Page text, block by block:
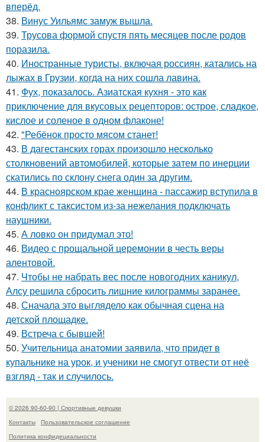
вперёд.
38. Винус Уильямс замуж вышла.
39. Трусова формой спустя пять месяцев после родов
поразила.
40. Иностранные туристы, включая россиян, катались на
лыжах в Грузии, когда на них сошла лавина.
41. Фух, показалось. Азиатская кухня - это как
приключение для вкусовых рецепторов: острое, сладкое,
кислое и соленое в одном флаконе!
42. "Ребёнок просто мясом станет!
43. В дагестанских горах произошло несколько
столкновений автомобилей, которые затем по инерции
скатились по склону снега один за другим.
44. В красноярском крае женщина - пассажир вступила в
конфликт с таксистом из-за нежелания подключать
наушники.
45. А ловко он придумал это!
46. Видео с прощальной церемонии в честь веры
алентовой.
47. Чтобы не набрать вес после новогодних каникул,
Алсу решила сбросить лишние килограммы заранее.
48. Сначала это выглядело как обычная сцена на
детской площадке.
49. Встреча с бывшей!
50. Учительница анатомии заявила, что придет в
купальнике на урок, и ученики не смогут отвести от неё
взгляд - так и случилось.
© 2026 90-60-90 | Спортивные девушки
Контакты
Пользовательское соглашение
Политика конфидециальности